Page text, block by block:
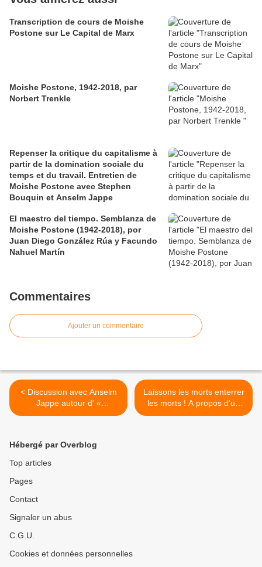
Transcription de cours de Moishe
Postone sur Le Capital de Marx
Moishe Postone, 1942-2018, par
Norbert Trenkle
Repenser la critique du capitalisme à
partir de la domination sociale du
temps et du travail. Entretien de
Moishe Postone avec Stephen
Bouquin et Anselm Jappe
El maestro del tiempo. Semblanza de
Moishe Postone (1942-2018), por
Juan Diego González Rúa y Facundo
Nahuel Martín
Commentaires
Ajouter un commentaire
< Discussion avec Anselm
Jappe autour d' «
Impérialisme d'exclusion et
avril, Paris, Librairie
Laissons les morts enterrer
les morts ! A propos d'un
anniversaire de Mai 68, par
Hébergé par Overblog
Top articles
Pages
Contact
Signaler un abus
C.G.U.
Cookies et données personnelles